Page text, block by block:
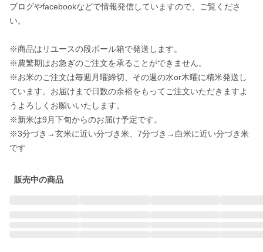
ブログやfacebookなどで情報発信していますので、ご覧くださ
い。
※商品はリユースの段ボール箱で発送します。
※農繁期はお急ぎのご注文を承ることができません。
※お米のご注文は毎週月曜締切、その週の水or木曜に精米発送し
ています。お届けまで日数の余裕をもってご注文いただきますよ
うよろしくお願いいたします。
※新米は9月下旬からのお届け予定です。
※3分づき→玄米に近い分づき米、7分づき→白米に近い分づき米
販売中の商品